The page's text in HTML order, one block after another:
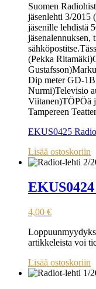
Suomen
jäsenlehti 3/2015
jäsenille lehdistä
jäsenalennuksen,
(Pekka
Dip meter GD-
Nurmi)Televisio
Viitanen)TÖPÖä
Tampereen
EKUS0425
Lisää ostoskoriin
4,00 €
artikkeleista voi
Lisää ostoskoriin